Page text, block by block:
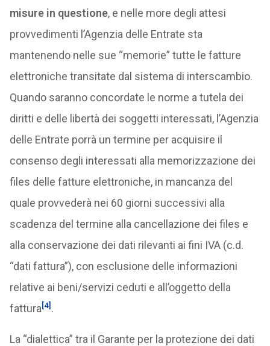
misure in questione, e nelle more degli attesi
provvedimenti l’Agenzia delle Entrate sta
mantenendo nelle sue “memorie” tutte le fatture
elettroniche transitate dal sistema di interscambio.
Quando saranno concordate le norme a tutela dei
diritti e delle libertà dei soggetti interessati, l’Agenzia
delle Entrate porrà un termine per acquisire il
consenso degli interessati alla memorizzazione dei
files delle fatture elettroniche, in mancanza del
quale provvederà nei 60 giorni successivi alla
scadenza del termine alla cancellazione dei files e
alla conservazione dei dati rilevanti ai fini IVA (c.d.
“dati fattura”), con esclusione delle informazioni
relative ai beni/servizi ceduti e all’oggetto della
fattura[4] .
La “dialettica” tra il Garante per la protezione dei dati